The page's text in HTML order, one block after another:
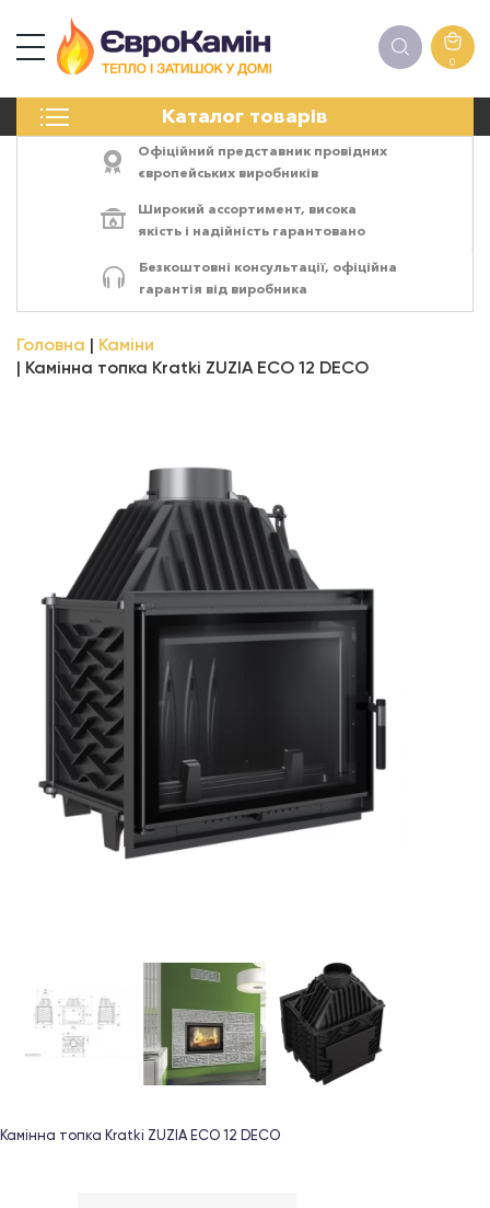
0
Каталог товарів
ПЕЧІ
ЕЛЕКТРОКАМІНИ
АКСЕСУАРИ
Офіційний представник провідних
європейських виробників
Широкий ассортимент, висока
якість і надійність гарантовано
Безкоштовні консультації, офіційна
гарантія від виробника
Головна
Каміни
Камінна топка Kratki ZUZIA ECO 12 DECO
Камінна топка Kratki ZUZIA ECO 12 DECO